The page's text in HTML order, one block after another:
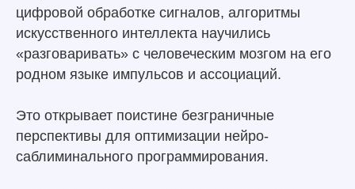
цифровой обработке сигналов, алгоритмы
искусственного интеллекта научились
«разговаривать» с человеческим мозгом на его
родном языке импульсов и ассоциаций.
Это открывает поистине безграничные
перспективы для оптимизации нейро-
саблиминального программирования.